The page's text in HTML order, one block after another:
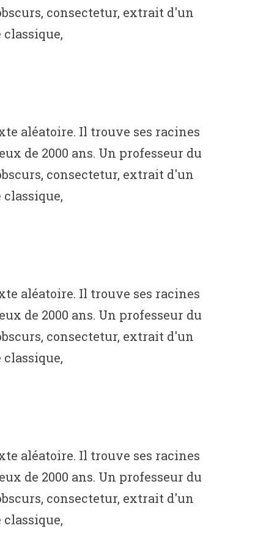
consectetur, extrait d'un
aléatoire. Il trouve ses racines
de 2000 ans. Un professeur du
consectetur, extrait d'un
aléatoire. Il trouve ses racines
de 2000 ans. Un professeur du
consectetur, extrait d'un
aléatoire. Il trouve ses racines
de 2000 ans. Un professeur du
consectetur, extrait d'un